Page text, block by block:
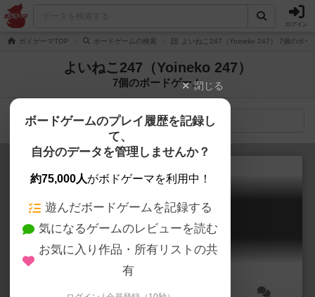
ログイン
ボドゲーマTOP ボードゲームの検索 よいねこ247（Yoineko 247） 7個のボー
よいねこ247（Yoineko 247）
7個のボードゲーム
検索メニュー
迷子
MAIGO
閉じる
ボードゲームのプレイ履歴を記録し
て、
自分のデータを管理しませんか？
約75,000人がボドゲーマを利用中！
遊んだボードゲームを記録する
気になるゲームのレビューを読む
お気に入り作品・所有リストの共
有